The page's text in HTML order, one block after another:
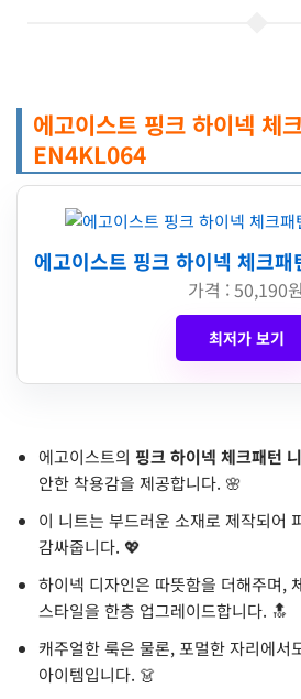
에고이스트 핑크 하이넥 체
EN4KL064
에고이스트 핑크 하이넥 체크
가격 : 50,190원
최저가 보기
에고이스트의 핑크 하이넥 체크패턴
안한 착용감을 제공합니다. 🌸
이 니트는 부드러운 소재로 제작되어
감싸줍니다. 💖
하이넥 디자인은 따뜻함을 더해주며,
스타일을 한층 업그레이드합니다. 🔝
캐주얼한 룩은 물론, 포멀한 자리에서
아이템입니다. 👗